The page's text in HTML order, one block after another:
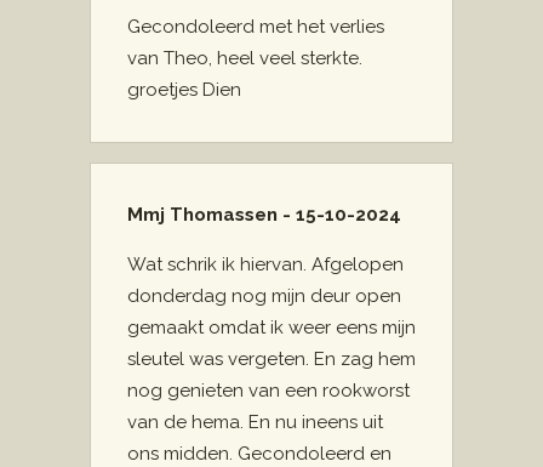
Gecondoleerd met het verlies
van Theo, heel veel sterkte.
groetjes Dien
Mmj Thomassen - 15-10-2024
Wat schrik ik hiervan. Afgelopen
donderdag nog mijn deur open
gemaakt omdat ik weer eens mijn
sleutel was vergeten. En zag hem
nog genieten van een rookworst
van de hema. En nu ineens uit
ons midden. Gecondoleerd en